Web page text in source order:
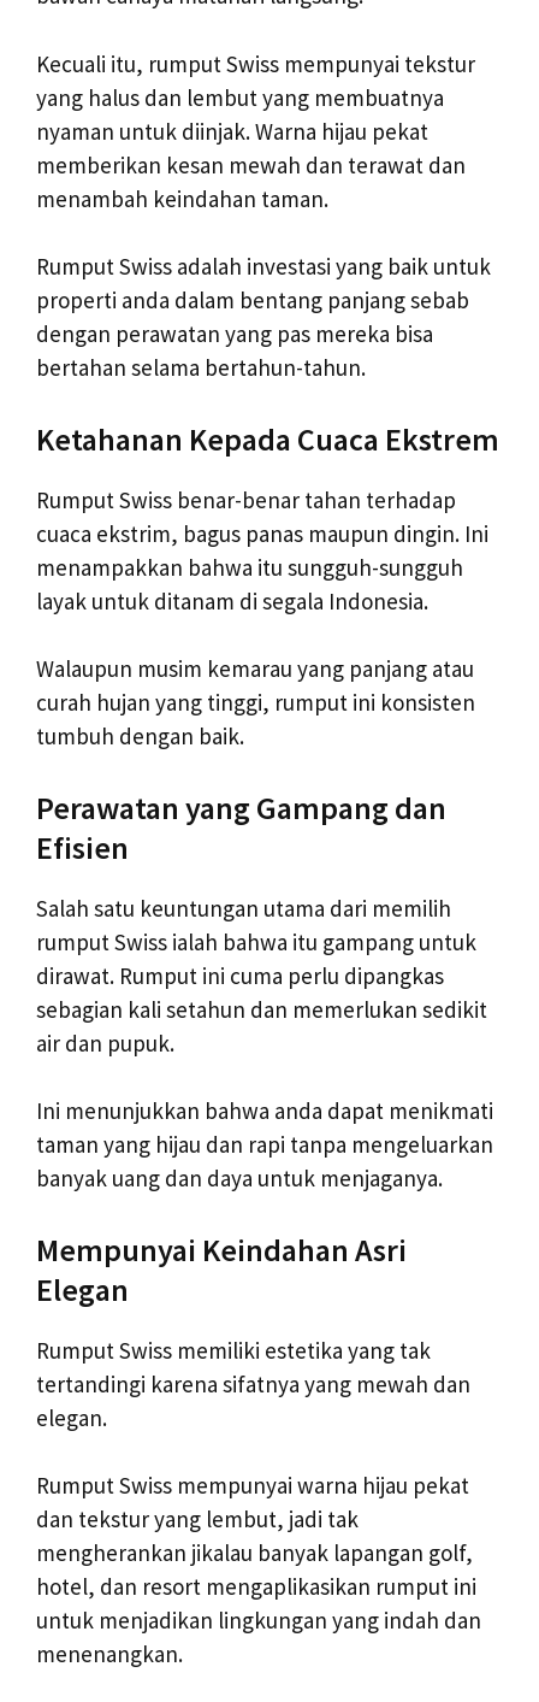
Kecuali itu, rumput Swiss mempunyai tekstur
yang halus dan lembut yang membuatnya
nyaman untuk diinjak. Warna hijau pekat
memberikan kesan mewah dan terawat dan
menambah keindahan taman.
Rumput Swiss adalah investasi yang baik untuk
properti anda dalam bentang panjang sebab
dengan perawatan yang pas mereka bisa
bertahan selama bertahun-tahun.
Ketahanan Kepada Cuaca Ekstrem
Rumput Swiss benar-benar tahan terhadap
cuaca ekstrim, bagus panas maupun dingin. Ini
menampakkan bahwa itu sungguh-sungguh
layak untuk ditanam di segala Indonesia.
Walaupun musim kemarau yang panjang atau
curah hujan yang tinggi, rumput ini konsisten
tumbuh dengan baik.
Perawatan yang Gampang dan
Efisien
Salah satu keuntungan utama dari memilih
rumput Swiss ialah bahwa itu gampang untuk
dirawat. Rumput ini cuma perlu dipangkas
sebagian kali setahun dan memerlukan sedikit
air dan pupuk.
Ini menunjukkan bahwa anda dapat menikmati
taman yang hijau dan rapi tanpa mengeluarkan
banyak uang dan daya untuk menjaganya.
Mempunyai Keindahan Asri
Elegan
Rumput Swiss memiliki estetika yang tak
tertandingi karena sifatnya yang mewah dan
elegan.
Rumput Swiss mempunyai warna hijau pekat
dan tekstur yang lembut, jadi tak
mengherankan jikalau banyak lapangan golf,
hotel, dan resort mengaplikasikan rumput ini
untuk menjadikan lingkungan yang indah dan
menenangkan.